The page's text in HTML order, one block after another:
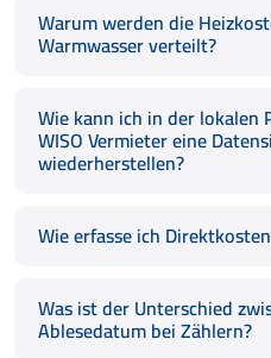
Warum werden die
Warmwasser verteilt?
Wie kann ich in der lokalen
WISO Vermieter eine
wiederherstellen?
Wie erfasse ich
Was ist der Unterschied
Ablesedatum bei Zählern?